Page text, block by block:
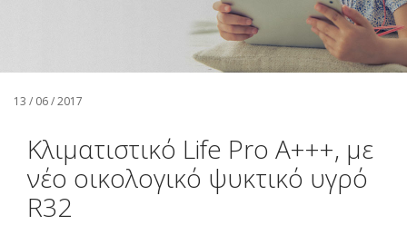
13 / 06 / 2017
Κλιματιστικό Life Pro Α+++, με
νέο οικολογικό ψυκτικό υγρό
R32